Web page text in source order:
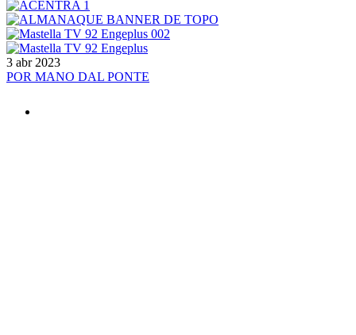
3 abr 2023
POR MANO DAL PONTE